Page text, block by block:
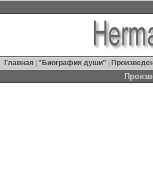
Главная "Биография души"